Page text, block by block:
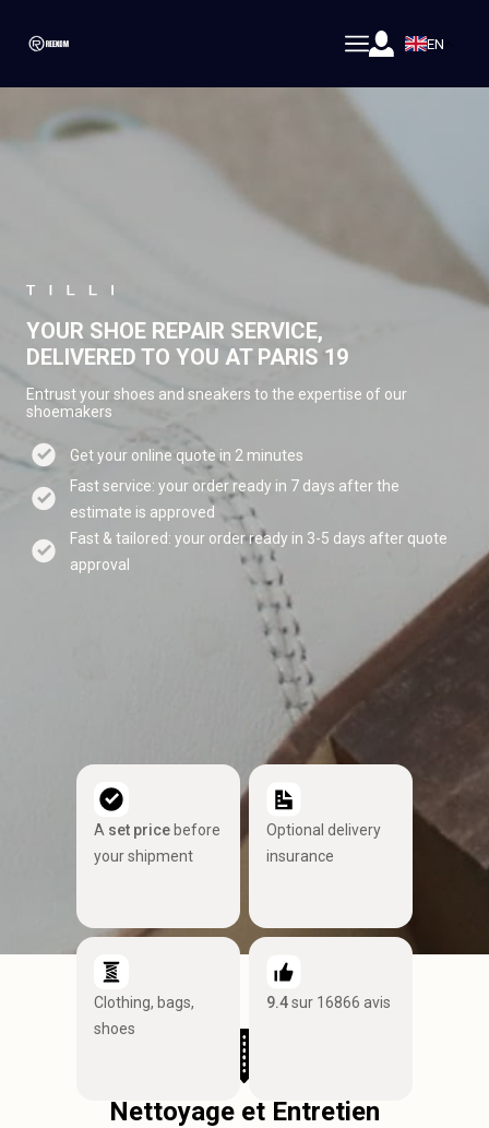
EN
YOUR SHOE REPAIR SERVICE,
DELIVERED TO YOU AT PARIS 19
Entrust your shoes and sneakers to the expertise of our
shoemakers
Get your online quote in 2 minutes
Fast service: your order ready in 7 days after the
estimate is approved
Fast & tailored: your order ready in 3-5 days after quote
approval
A set price before
your shipment
Optional delivery
insurance
Clothing, bags,
shoes
9.4sur 16866 avis
Nettoyage et Entretien